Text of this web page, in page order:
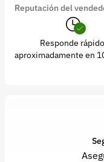
Reputación del
Responde
aproximadamente en